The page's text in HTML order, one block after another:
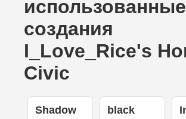
создания
I_Love_Rice's
Civic
Shadow black